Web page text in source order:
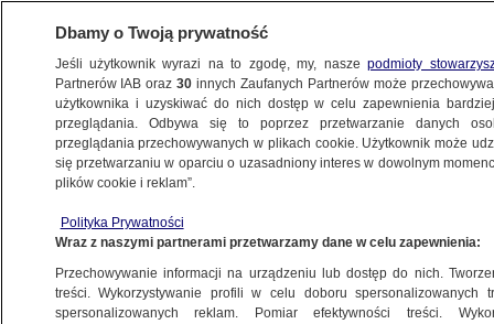
ŚWIAT
nie uznaje wyniku wyborów
21.05.2018, 07:16
Dbamy o Twoją prywatność
Jeśli użytkownik wyrazi na to zgodę, my, naszepodmioty
Partnerów IAB oraz30 innych Zaufanych Partnerów może
użytkownika i uzyskiwać do nich dostęp w celu zapewnienia
przeglądania. Odbywa się to poprzez przetwarzanie danych
przeglądania przechowywanych w plikach cookie. Użytkownik może
się przetwarzaniu w oparciu o uzasadniony interes w dowolnym
plików cookie i reklam”.
Polityka Prywatności
Wraz z naszymi partnerami przetwarzamy dane w celu zapewnienia:
Przechowywanie informacji na urządzeniu lub dostęp do nich.
treści. Wykorzystywanie profili w celu doboru spersonalizowanych
spersonalizowanych reklam. Pomiar efektywności treści.